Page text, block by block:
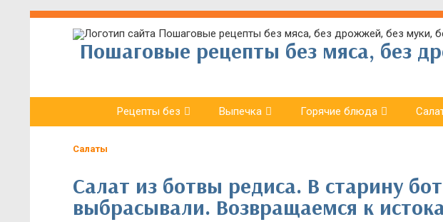
Пошаговые рецепты без мяса, без
Рецепты без Выпечка Горячие блюда
Салаты
Салат из ботвы редиса. В старину
выбрасывали. Возвращаемся к